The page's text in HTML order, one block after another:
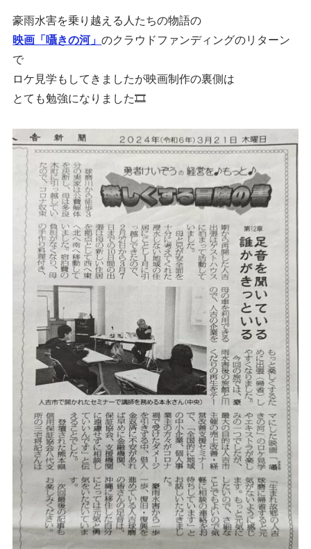
豪雨水害を乗り越える人たちの物語の
映画「囁きの河」のクラウドファンディングのリターン
で
ロケ見学もしてきましたが映画制作の裏側は
とても勉強になりました🎞️